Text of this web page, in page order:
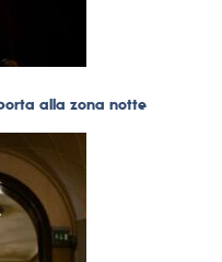
alla zona notte